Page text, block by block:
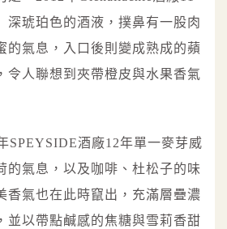
深琥珀色的酒液，撲鼻有一股肉
的氣息，入口後則變成熟成的蘋
令人聯想到夾帶橙皮與水果香氣
SPEYSIDE酒廠12年單一麥芽威
的氣息，以及咖啡、杜松子的味
香氣也在此時竄出，充滿層疊濃
並以帶點鹹感的焦糖與雪莉香甜